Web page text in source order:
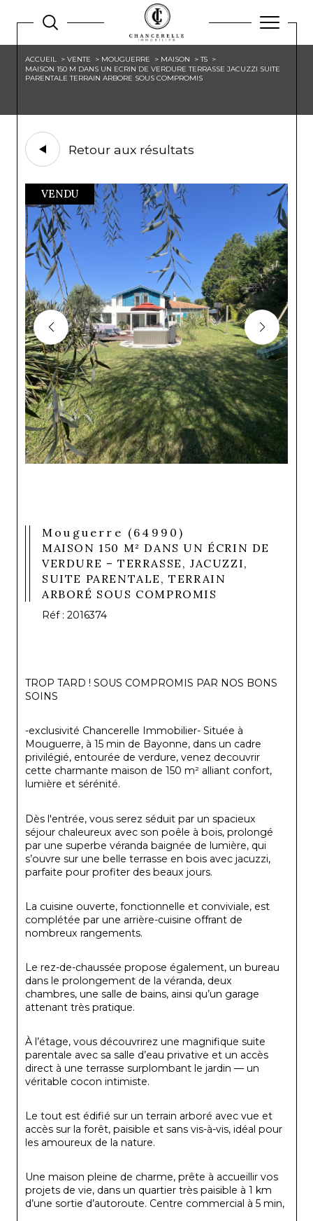
ACCUEIL VENTE MOUGUERRE MAISON
T5
MAISON 150 M DANS UN ECRIN DE VERDURE TERRASSE JACUZZI SUITE
PARENTALE TERRAIN ARBORE SOUS COMPROMIS
Retour aux résultats
VENDU
Mouguerre (64990)
MAISON 150 M² DANS UN ÉCRIN DE
VERDURE – TERRASSE, JACUZZI,
SUITE PARENTALE, TERRAIN
ARBORÉ SOUS COMPROMIS
Réf : 2016374
TROP TARD ! SOUS COMPROMIS PAR NOS BONS
SOINS
-exclusivité Chancerelle Immobilier- Située à
Mouguerre, à 15 min de Bayonne, dans un cadre
privilégié, entourée de verdure, venez decouvrir
cette charmante maison de 150 m² alliant confort,
lumière et sérénité.
Dès l'entrée, vous serez séduit par un spacieux
séjour chaleureux avec son poêle à bois, prolongé
par une superbe véranda baignée de lumière, qui
s’ouvre sur une belle terrasse en bois avec jacuzzi,
parfaite pour profiter des beaux jours.
La cuisine ouverte, fonctionnelle et conviviale, est
complétée par une arrière-cuisine offrant de
nombreux rangements.
Le rez-de-chaussée propose également, un bureau
dans le prolongement de la véranda, deux
chambres, une salle de bains, ainsi qu’un garage
attenant très pratique.
À l’étage, vous découvrirez une magnifique suite
parentale avec sa salle d’eau privative et un accès
direct à une terrasse surplombant le jardin — un
véritable cocon intimiste.
Le tout est édifié sur un terrain arboré avec vue et
accès sur la forêt, paisible et sans vis-à-vis, idéal pour
les amoureux de la nature.
Une maison pleine de charme, prête à accueillir vos
projets de vie, dans un quartier très paisible à 1 km
d’une sortie d’autoroute. Centre commercial à 5 min,